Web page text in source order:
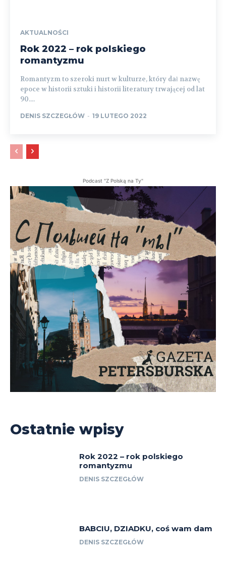
AKTUALNOŚCI
Rok 2022 – rok polskiego
romantyzmu
Romantyzm to szeroki nurt w kulturze, który dał nazwę
epoce w historii sztuki i historii literatury trwającej od lat
90....
DENIS SZCZEGŁÓW - 19 LUTEGO 2022
Podcast "Z Polską na Ty"
Ostatnie wpisy
Rok 2022 – rok polskiego
romantyzmu
DENIS SZCZEGŁÓW
BABCIU, DZIADKU, coś wam dam
DENIS SZCZEGŁÓW